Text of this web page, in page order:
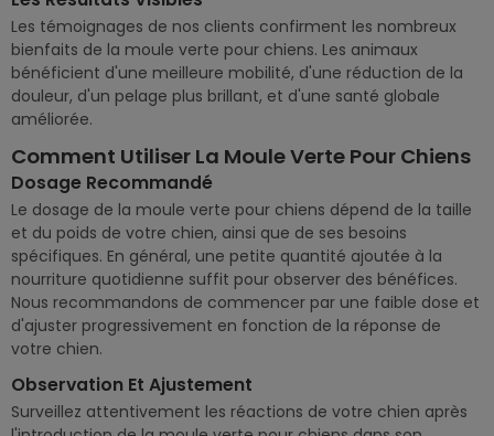
Les témoignages de nos clients confirment les nombreux
bienfaits de la moule verte pour chiens. Les animaux
bénéficient d'une meilleure mobilité, d'une réduction de la
douleur, d'un pelage plus brillant, et d'une santé globale
améliorée.
Comment Utiliser La Moule Verte Pour Chiens
Dosage Recommandé
Le dosage de la moule verte pour chiens dépend de la taille
et du poids de votre chien, ainsi que de ses besoins
spécifiques. En général, une petite quantité ajoutée à la
nourriture quotidienne suffit pour observer des bénéfices.
Nous recommandons de commencer par une faible dose et
d'ajuster progressivement en fonction de la réponse de
votre chien.
Observation Et Ajustement
Surveillez attentivement les réactions de votre chien après